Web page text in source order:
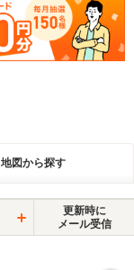
地図から探す
更新時に
メール受信